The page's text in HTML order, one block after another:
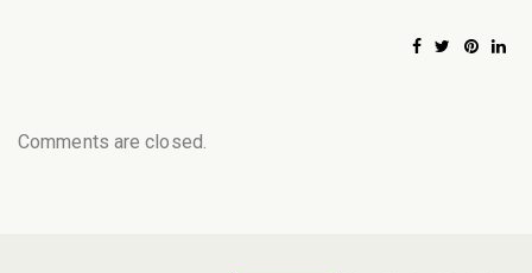
Comments are closed.